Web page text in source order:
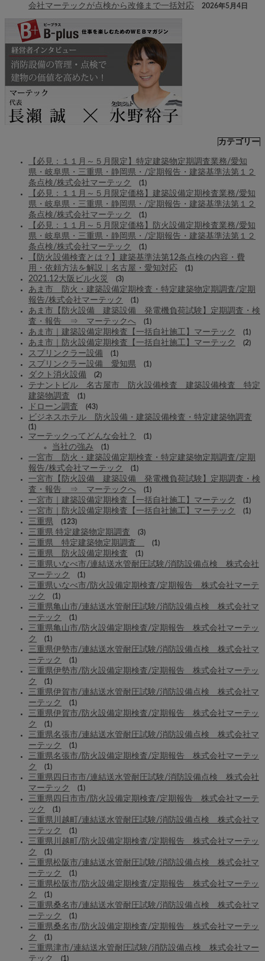
会社マーテックが点検から改修まで一括対応
2026年5月4日
カテゴリー
【必見：１１月～５月限定】特定建築物定期調査業務/愛知
県・岐阜県・三重県・静岡県・/定期報告・建築基準法第１２
条点検/株式会社マーテック
(1)
【必見：１１月～５月限定価格】建築設備定期検査業務/愛知
県・岐阜県・三重県・静岡県・/定期報告・建築基準法第１２
条点検/株式会社マーテック
(1)
【必見：１１月～５月限定価格】防火設備定期検査業務/愛知
県・岐阜県・三重県・静岡県・/定期報告・建築基準法第１２
条点検/株式会社マーテック
(1)
【防火設備検査とは？】建築基準法第12条点検の内容・費
用・依頼方法を解説｜名古屋・愛知対応
(1)
2021.12大阪ビル火災 (3)
あま市 防火・建築設備定期検査・特定建築物定期調査/定期
報告/株式会社マーテック
(1)
あま市【防火設備 建築設備 発電機負荷試験】定期調査・検
査・報告 ⇒ マーテックへ
(1)
あま市｜建築設備定期検査【一括自社施工】マーテック (1)
あま市｜防火設備定期検査【一括自社施工】マーテック (2)
スプリンクラー設備 (1)
スプリンクラー設備 愛知県 (1)
ダクト消火設備 (2)
テナントビル 名古屋市 防火設備検査 建築設備検査 特定
建築物調査
(1)
ドローン調査 (43)
ビジネスホテル 防火設備・建築設備検査・特定建築物調査
(1)
マーテックってどんな会社？ (1)
当社の強み (1)
一宮市 防火・建築設備定期検査・特定建築物定期調査/定期
報告/株式会社マーテック
(1)
一宮市【防火設備 建築設備 発電機負荷試験】定期調査・検
査・報告 ⇒ マーテックへ
(1)
一宮市｜建築設備定期検査【一括自社施工】マーテック (1)
一宮市｜防火設備定期検査【一括自社施工】マーテック (1)
三重県 (123)
三重県 特定建築物定期調査 (3)
三重県 特定建築物定期調査 (1)
三重県 防火設備定期検査 (1)
三重県いなべ市/連結送水管耐圧試験/消防設備点検 株式会社
マーテック
(1)
三重県いなべ市/防火設備定期検査/定期報告 株式会社マーテ
ック
(1)
三重県亀山市/連結送水管耐圧試験/消防設備点検 株式会社マ
ーテック
(1)
三重県亀山市/防火設備定期検査/定期報告 株式会社マーテッ
ク
(1)
三重県伊勢市/連結送水管耐圧試験/消防設備点検 株式会社マ
ーテック
(1)
三重県伊勢市/防火設備定期検査/定期報告 株式会社マーテッ
ク
(1)
三重県伊賀市/連結送水管耐圧試験/消防設備点検 株式会社マ
ーテック
(1)
三重県伊賀市/防火設備定期検査/定期報告 株式会社マーテッ
ク
(1)
三重県名張市/連結送水管耐圧試験/消防設備点検 株式会社マ
ーテック
(1)
三重県名張市/防火設備定期検査/定期報告 株式会社マーテッ
ク
(1)
三重県四日市市/連結送水管耐圧試験/消防設備点検 株式会社
マーテック
(1)
三重県四日市市/防火設備定期検査/定期報告 株式会社マーテ
ック
(1)
三重県川越町/連結送水管耐圧試験/消防設備点検 株式会社マ
ーテック
(1)
三重県川越町/防火設備定期検査/定期報告 株式会社マーテッ
ク
(1)
三重県松阪市/連結送水管耐圧試験/消防設備点検 株式会社マ
ーテック
(1)
三重県松阪市/防火設備定期検査/定期報告 株式会社マーテッ
ク
(1)
三重県桑名市/連結送水管耐圧試験/消防設備点検 株式会社マ
ーテック
(1)
三重県桑名市/防火設備定期検査/定期報告 株式会社マーテッ
ク
(1)
三重県津市/連結送水管耐圧試験/消防設備点検 株式会社マー
テック
(1)